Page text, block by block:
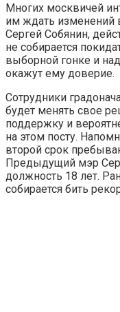
Многих москвичей
им ждать изменений
Сергей Собянин,
не собирается
выборной гонке и
окажут ему доверие.
Сотрудники
будет менять свое
поддержку и
на этом посту.
второй срок
Предыдущий мэр
должность 18 лет.
собирается бить